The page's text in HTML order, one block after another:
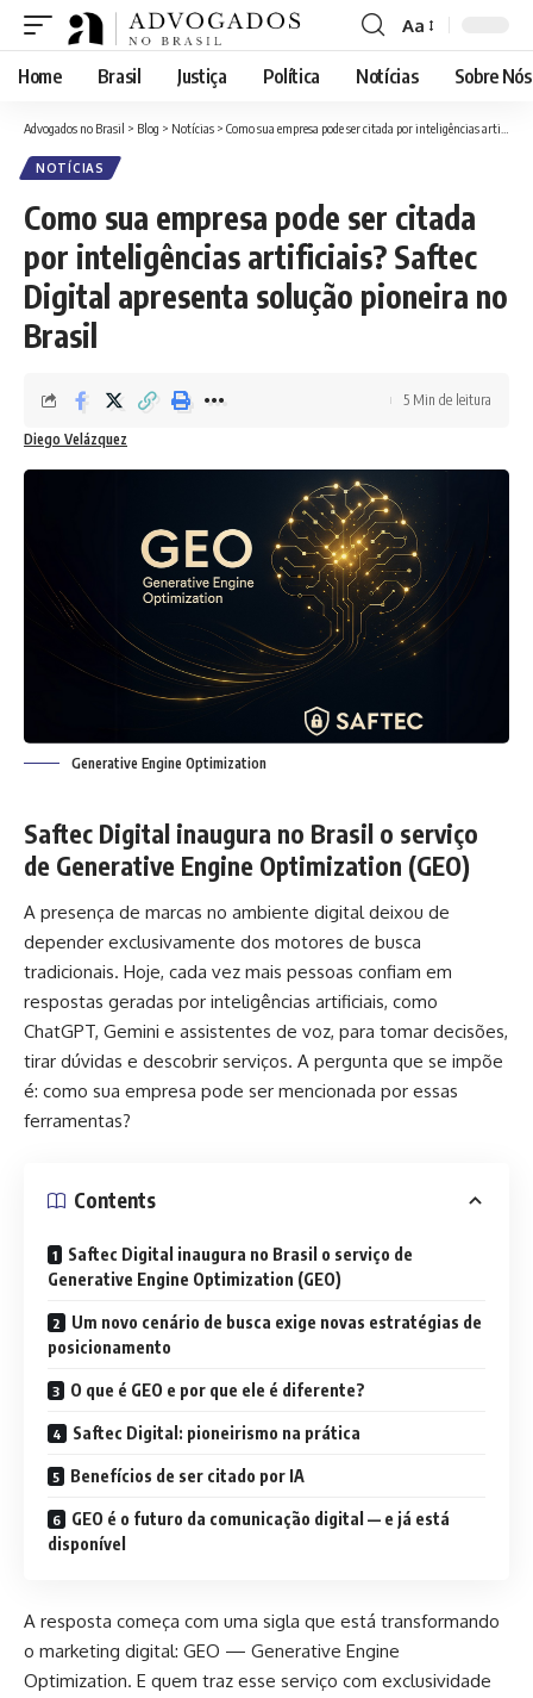
Aa
Home Brasil Justiça Política Notícias Sobre Nós
Advogados no Brasil > Blog > Notícias > Como sua empresa pode ser citada por inteligências artificiais? Saftec Digital apresenta solução pioneira no Brasil
NOTÍCIAS
Como sua empresa pode ser citada
por inteligências artificiais? Saftec
Digital apresenta solução pioneira no
Brasil
Diego Velázquez
5 Min de leitura
Generative Engine Optimization
Saftec Digital inaugura no Brasil o serviço
de Generative Engine Optimization (GEO)
A presença de marcas no ambiente digital deixou de
depender exclusivamente dos motores de busca
tradicionais. Hoje, cada vez mais pessoas confiam em
respostas geradas por inteligências artificiais, como
ChatGPT, Gemini e assistentes de voz, para tomar decisões,
tirar dúvidas e descobrir serviços. A pergunta que se impõe
é: como sua empresa pode ser mencionada por essas
ferramentas?
Contents
Saftec Digital inaugura no Brasil o serviço de
Generative Engine Optimization (GEO)
Um novo cenário de busca exige novas estratégias de
posicionamento
O que é GEO e por que ele é diferente?
Saftec Digital: pioneirismo na prática
Benefícios de ser citado por IA
GEO é o futuro da comunicação digital — e já está
disponível
A resposta começa com uma sigla que está transformando
o marketing digital: GEO — Generative Engine
Optimization. E quem traz esse serviço com exclusividade